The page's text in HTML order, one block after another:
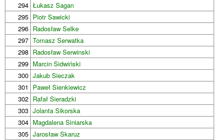
294 Łukasz Sagan
295 Piotr Sawicki
296 Radosław Selke
297 Tomasz Serwatka
298 Radosław Serwinski
299 Marcin Sidwiński
300 Jakub Sieczak
301
Paweł Sienkiewicz
302 Rafał Sieradzki
303 Jolanta Sikorska
304 Magdalena Siniarska
305 Jarosław Skaruz